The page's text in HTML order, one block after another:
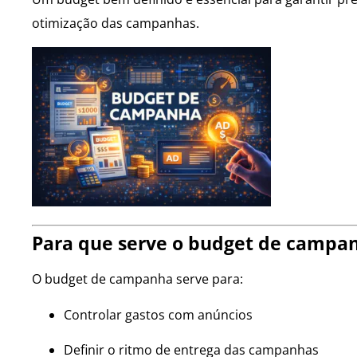
otimização das campanhas.
Para que serve o budget de
O budget de campanha serve para:
Controlar gastos com anúncios
Definir o ritmo de entrega das campanhas